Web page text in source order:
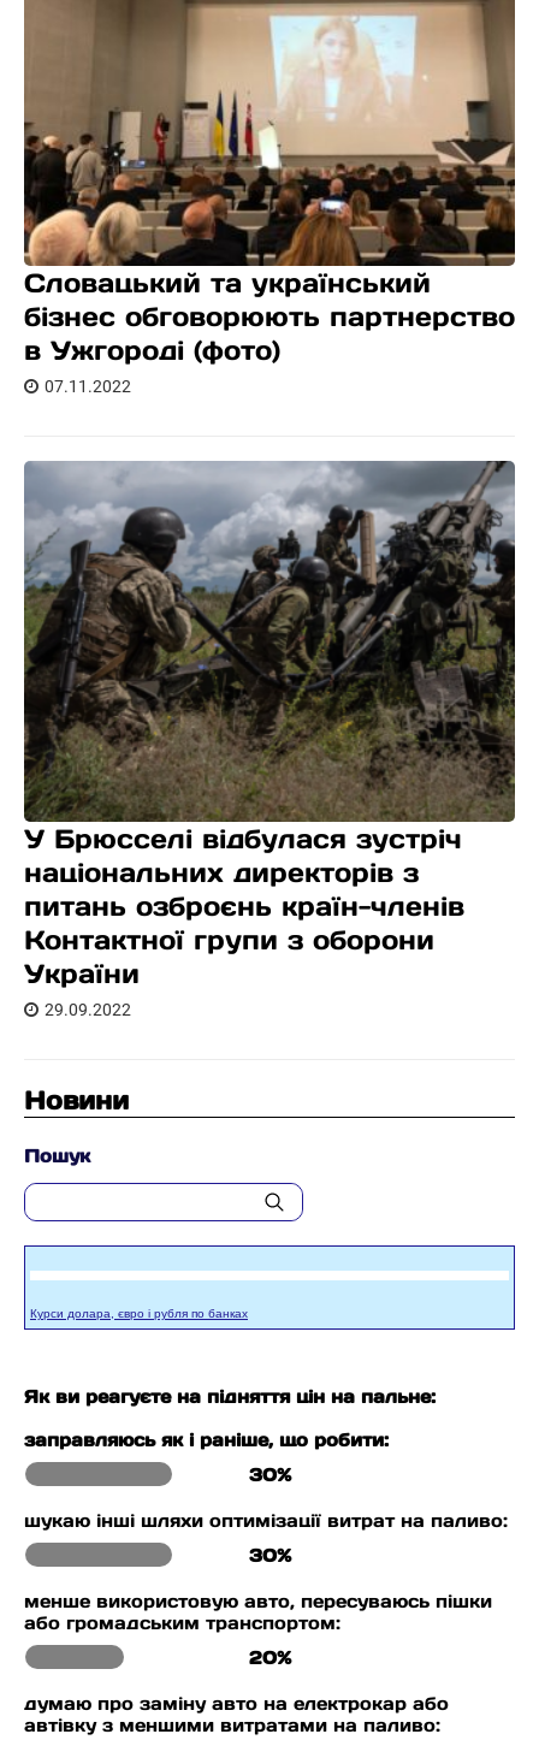
Словацький та український
бізнес обговорюють партнерство
в Ужгороді (фото)
07.11.2022
У Брюсселі відбулася зустріч
національних директорів з
питань озброєнь країн-членів
Контактної групи з оборони
України
29.09.2022
Новини
Пошук
Курси долара, євро і рубля по банках
Як ви реагуєте на підняття цін на пальне:
заправляюсь як і раніше, що робити:
30%
шукаю інші шляхи оптимізації витрат на паливо:
30%
менше використовую авто, пересуваюсь пішки
або громадським транспортом:
20%
думаю про заміну авто на електрокар або
автівку з меншими витратами на паливо: